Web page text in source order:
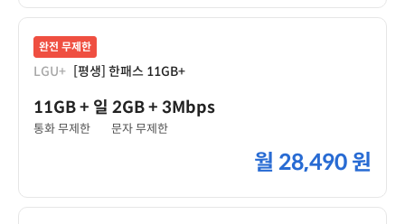
완전 무제한
LGU+ [평생] 한패스 11GB+
11GB+ 일 2GB+ 3Mbps
통화 무제한 문자 무제한
월 28,490 원